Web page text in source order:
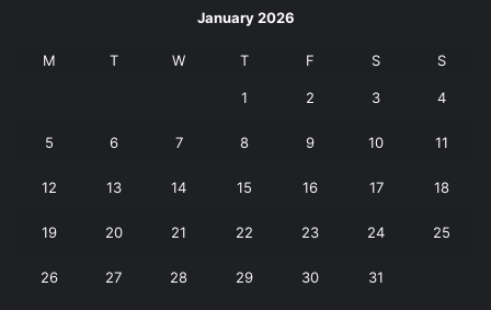
January 2026
M T W T F S S
1 2 3 4
5 6 7 8 9 10 11
12 13 14 15 16 17 18
19 20 21 22 23 24 25
26 27 28 29 30 31